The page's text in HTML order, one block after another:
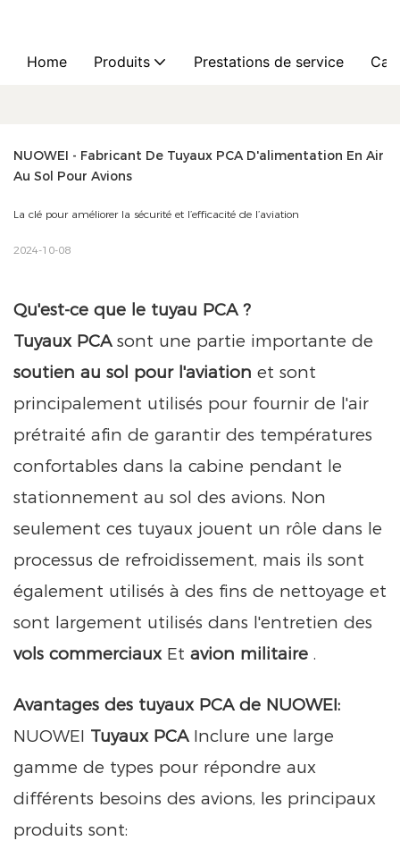
Home Produits Prestations de service Cas
NUOWEI - Fabricant De Tuyaux PCA D'alimentation En Air
Au Sol Pour Avions
La clé pour améliorer la sécurité et l’efficacité de l’aviation
2024-10-08
Qu'est-ce que le tuyau PCA ?
Tuyaux PCA sont une partie importante de
soutien au sol pour l'aviation et sont
principalement utilisés pour fournir de l'air
prétraité afin de garantir des températures
confortables dans la cabine pendant le
stationnement au sol des avions. Non
seulement ces tuyaux jouent un rôle dans le
processus de refroidissement, mais ils sont
également utilisés à des fins de nettoyage et
sont largement utilisés dans l'entretien des
vols commerciaux Et avion militaire .
Avantages des tuyaux PCA de NUOWEI:
NUOWEI Tuyaux PCA Inclure une large
gamme de types pour répondre aux
différents besoins des avions, les principaux
produits sont: